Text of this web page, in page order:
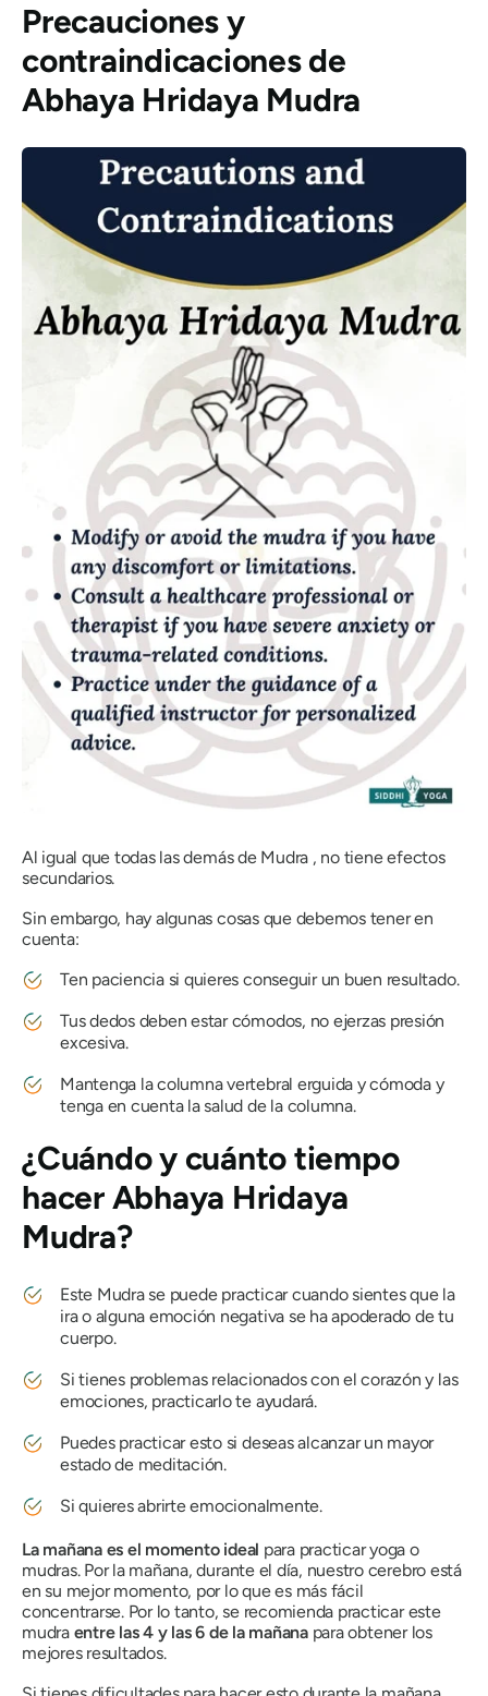
Precauciones y
contraindicacionesde
Abhaya Hridaya Mudra
Al igual que todas las demásde Mudra , no tiene efectos
secundarios.
Sin embargo, hay algunas cosas que debemos tener en
cuenta:
Ten paciencia si quieres conseguir un buen resultado.
Tus dedos deben estar cómodos, no ejerzas presión
excesiva.
Mantenga la columna vertebral erguida y cómoda y
tenga en cuenta la salud de la columna.
¿Cuándo y cuánto tiempo
hacerAbhaya Hridaya
Mudra?
Este Mudrase puede practicar cuando sientes que la
ira o alguna emoción negativa se ha apoderado de tu
cuerpo.
Si tienes problemas relacionados con el corazón y las
emociones, practicarlo te ayudará.
Puedes practicar esto si deseas alcanzar un mayor
estado de meditación.
Si quieres abrirte emocionalmente.
La mañana es el momento ideal para practicar yoga o
mudras. Por la mañana, durante el día, nuestro cerebro está
en su mejor momento, por lo que es más fácil
concentrarse. Por lo tanto, se recomienda practicar este
mudra entre las 4 y las 6 de la mañanapara obtener los
mejores resultados.